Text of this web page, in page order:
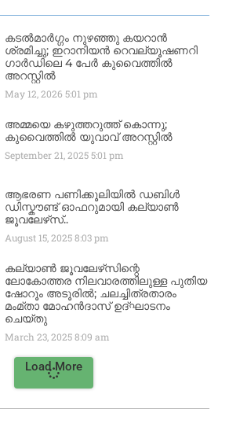
കടൽമാർഗ്ഗം നുഴഞ്ഞു കയറാൻ
ശ്രമിച്ചു; ഇറാനിയൻ റെവല്യൂഷണറി
ഗാർഡിലെ 4 പേർ കുവൈത്തിൽ
അറസ്റ്റിൽ
May 12, 20265:01 pm
അമ്മയെ കഴുത്തറുത്ത് കൊന്നു;
കുവൈത്തിൽ യുവാവ് അറസ്റ്റിൽ
September 21, 20255:01 pm
ആഭരണ പണിക്കൂലിയിൽ ഡബിൾ
ഡിസ്കൗണ്ട് ഓഫറുമായി കല്യാൺ
ജൂവലേഴ്‌സ്..
August 15, 20258:03 pm
കല്യാൺ ജൂവലേഴ്‌സിന്റെ
ലോകോത്തര നിലവാരത്തിലുള്ള പുതിയ
ഷോറൂം അടൂരിൽ; ചലച്ചിത്രതാരം
മംമ്താ മോഹൻദാസ് ഉദ്ഘാടനം
ചെയ്‌തു
March 23, 20258:09 am
Load More